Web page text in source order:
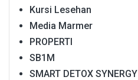
Kursi Lesehan
Media Marmer
PROPERTI
SB1M
SMART DETOX SYNERGY